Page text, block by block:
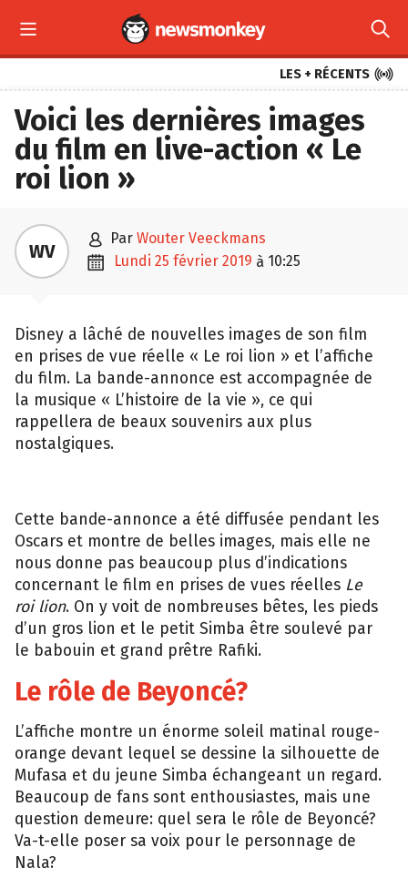
 
LES + RÉCENTS 
Voici les dernières images
du film en live-action « Le
roi lion »
WV  par Wouter Veeckmans
 lundi 25 février 2019 à 10:25
Disney a lâché de nouvelles images de son film
en prises de vue réelle « Le roi lion » et l’affiche
du film. La bande-annonce est accompagnée de
la musique « L’histoire de la vie », ce qui
rappellera de beaux souvenirs aux plus
nostalgiques.
Cette bande-annonce a été diffusée pendant les
Oscars et montre de belles images, mais elle ne
nous donne pas beaucoup plus d’indications
concernant le film en prises de vues réelles Le
roi lion. On y voit de nombreuses bêtes, les pieds
d’un gros lion et le petit Simba être soulevé par
le babouin et grand prêtre Rafiki.
Le rôle de Beyoncé?
L’affiche montre un énorme soleil matinal rouge-
orange devant lequel se dessine la silhouette de
Mufasa et du jeune Simba échangeant un regard.
Beaucoup de fans sont enthousiastes, mais une
question demeure: quel sera le rôle de Beyoncé?
Va-t-elle poser sa voix pour le personnage de
Nala?